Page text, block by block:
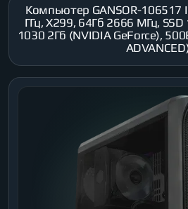
Компьютер GANSOR-106517
ГГц, X299, 64Гб 2666 МГц,
1030 2Гб (NVIDIA GeForce),